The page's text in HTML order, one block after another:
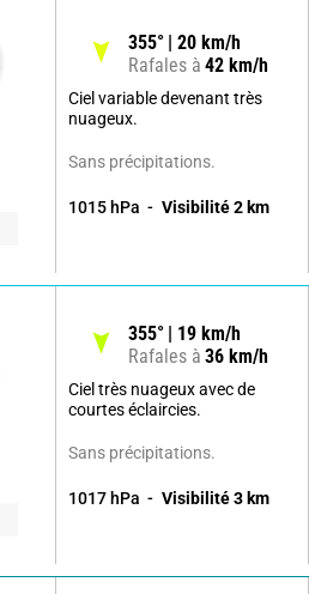
355° 20 km/h
Rafales à 42 km/h
Ciel variable devenant très
nuageux.
Sans précipitations.
1015 hPa Visibilité 2 km
355° 19 km/h
Rafales à 36 km/h
Ciel très nuageux avec de
courtes éclaircies.
Sans précipitations.
1017 hPa Visibilité 3 km